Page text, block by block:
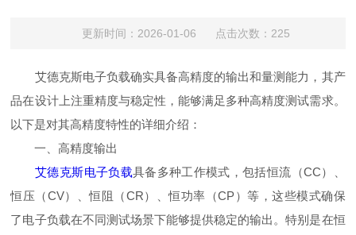
更新时间：2026-01-06 点击次数：225
艾德克斯电子负载确实具备高精度的输出和量测能力，其产
品在设计上注重精度与稳定性，能够满足多种高精度测试需求。
以下是对其高精度特性的详细介绍：
一、高精度输出
艾德克斯电子负载具备多种工作模式，包括恒流（CC）、
恒压（CV）、恒阻（CR）、恒功率（CP）等，这些模式确保
了电子负载在不同测试场景下能够提供稳定的输出。特别是在恒